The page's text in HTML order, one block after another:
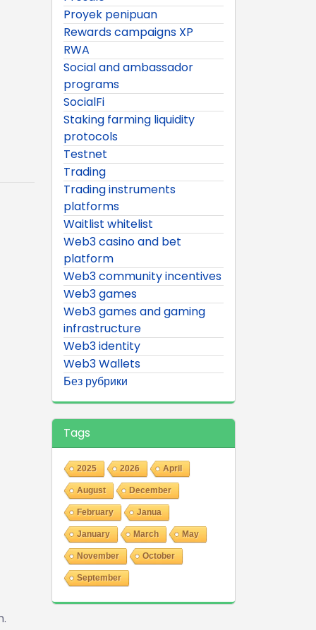
Proyek penipuan
Rewards campaigns XP
RWA
Social and ambassador
programs
SocialFi
Staking farming liquidity
protocols
Testnet
Trading
Trading instruments
platforms
Waitlist whitelist
Web3 casino and bet
platform
Web3 community incentives
Web3 games
Web3 games and gaming
infrastructure
Web3 identity
Web3 Wallets
Без рубрики
Tags
2025 2026 April
August December
February Janua
January March May
November October
September